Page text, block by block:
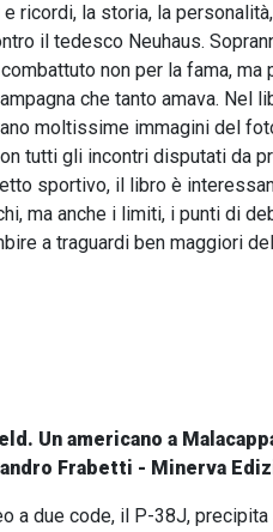
ricordi, la storia, la
il tedesco Neuhaus.
non per la fama,
che tanto amava. Nel
moltissime immagini del
tutti gli incontri disputati da
sportivo, il libro è
ma anche i limiti, i punti di
a traguardi ben maggiori
Un americano a
Frabetti - Minerva
a due code, il P-38J,